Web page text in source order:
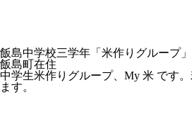
飯島中学校三学年「米作りグループ
飯島町在住
中学生米作りグループ、My 米 です
ます。